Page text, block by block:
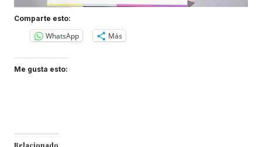
Comparte esto:
WhatsApp Más
Me gusta esto: